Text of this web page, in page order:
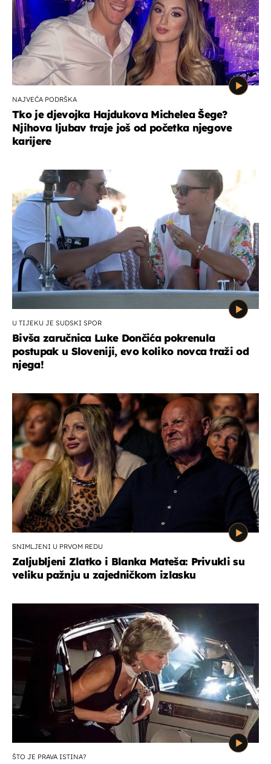
NAJVEĆA PODRŠKA
Tko je djevojka Hajdukova Michelea Šege?
Njihova ljubav traje još od početka njegove
karijere
U TIJEKU JE SUDSKI SPOR
Bivša zaručnica Luke Dončića pokrenula
postupak u Sloveniji, evo koliko novca traži od
njega!
SNIMLJENI U PRVOM REDU
Zaljubljeni Zlatko i Blanka Mateša: Privukli su
veliku pažnju u zajedničkom izlasku
ŠTO JE PRAVA ISTINA?